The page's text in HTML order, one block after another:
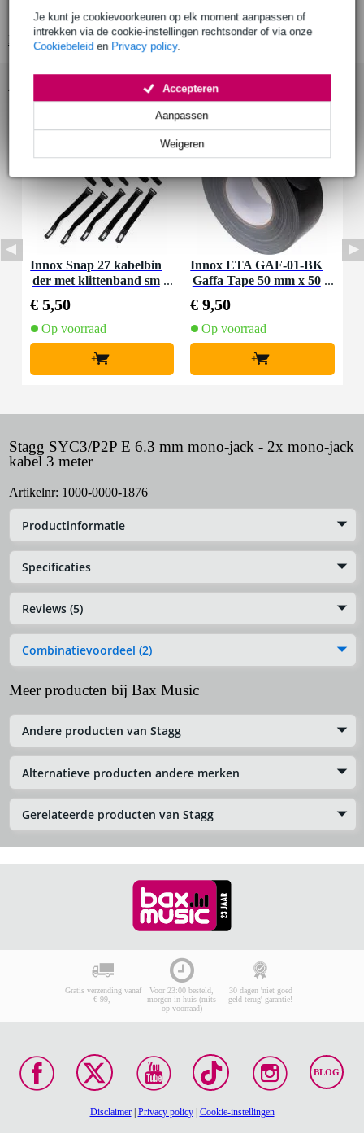
Je kunt je cookievoorkeuren op elk moment aanpassen of
intrekken via de cookie-instellingen rechtsonder of via onze
Cookiebeleid en Privacy policy.
Weigeren
Aanpassen
Accepteren
lengte: 3 m
Bekijk alle productspecificaties
Innox Snap 27 kabelbin
der met klittenband sm
€ 5,50
Op voorraad
+
Innox ETA GAF-01-BK
Gaffa Tape 50 mm x 50
€ 9,50
Op voorraad
+
Stagg SYC3/P2P E 6.3 mm mono-jack - 2x mono-jack
kabel 3 meter
Artikelnr: 1000-0000-1876
Productinformatie
Specificaties
Reviews (5)
Combinatievoordeel (2)
Meer producten bij Bax Music
Andere producten van Stagg
Alternatieve producten andere merken
Gerelateerde producten van Stagg
Gratis verzending vanaf
€ 99,-
Voor 23:00 besteld,
morgen in huis (mits
op voorraad)
30 dagen 'niet goed
geld terug' garantie!
BLOG
Disclaimer| Privacy policy| Cookie-instellingen